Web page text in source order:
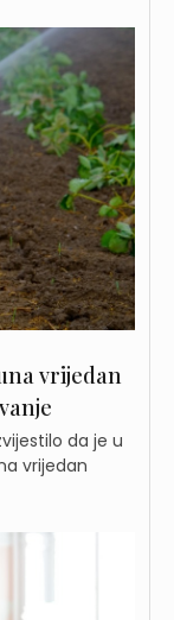
vrijedan
da je u
vrijedan